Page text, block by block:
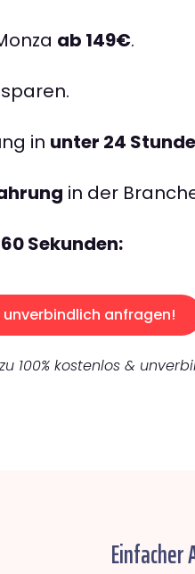
ab 149€.
sparen.
in unter 24
in der
Sekunden:
unverbindlich anfragen!
100% kostenlos &
Einfacher